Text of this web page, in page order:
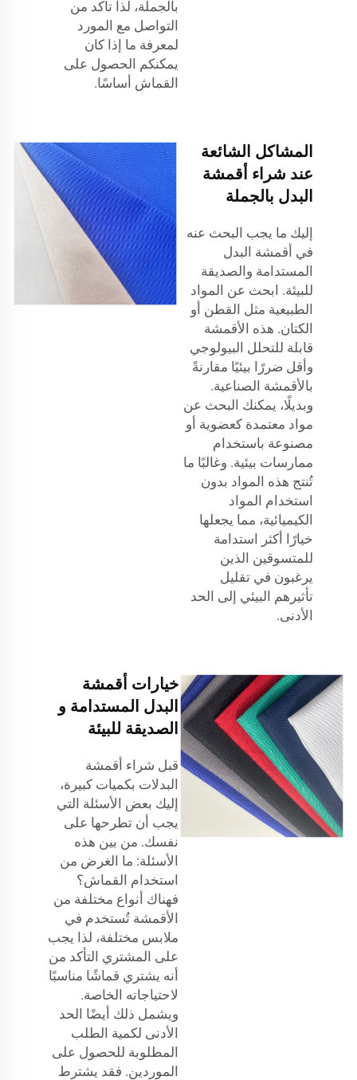
بالجملة، لذا تأكد من
التواصل مع المورد
لمعرفة ما إذا كان
يمكنكم الحصول على
القماش أساسًا.
المشاكل الشائعة
عند شراء أقمشة
البدل بالجملة
إليك ما يجب البحث عنه
في أقمشة البدل
المستدامة والصديقة
للبيئة. ابحث عن المواد
الطبيعية مثل القطن أو
الكتان. هذه الأقمشة
قابلة للتحلل البيولوجي
وأقل ضررًا بيئيًا مقارنةً
بالأقمشة الصناعية.
وبديلًا، يمكنك البحث عن
مواد معتمدة كعضوية أو
مصنوعة باستخدام
ممارسات بيئية. وغالبًا ما
تُنتج هذه المواد بدون
استخدام المواد
الكيميائية، مما يجعلها
خيارًا أكثر استدامة
للمتسوقين الذين
يرغبون في تقليل
تأثيرهم البيئي إلى الحد
الأدنى.
خيارات أقمشة
البدل المستدامة و
الصديقة للبيئة
قبل شراء أقمشة
البدلات بكميات كبيرة،
إليك بعض الأسئلة التي
يجب أن تطرحها على
نفسك. من بين هذه
الأسئلة: ما الغرض من
استخدام القماش؟
فهناك أنواع مختلفة من
الأقمشة تُستخدم في
ملابس مختلفة، لذا يجب
على المشتري التأكد من
أنه يشتري قماشًا مناسبًا
لاحتياجاته الخاصة.
ويشمل ذلك أيضًا الحد
الأدنى لكمية الطلب
المطلوبة للحصول على
الموردين. فقد يشترط